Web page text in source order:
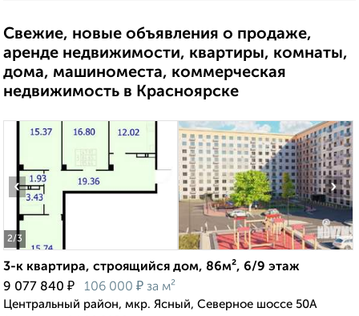
Свежие, новые объявления о продаже,
аренде недвижимости, квартиры, комнаты,
дома, машиноместа, коммерческая
недвижимость в Красноярске
2/3
‹ ›
3-к квартира, строящийся дом, 86м², 6/9 этаж
9 077 840 ₽ 106 000 ₽ за м²
Центральный район, мкр. Ясный, Северное шоссе 50А